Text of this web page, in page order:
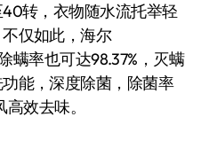
转，衣物随水流托举轻
仅如此，海尔
螨率也可达98.37%，灭螨
能，深度除菌，除菌率
效去味。